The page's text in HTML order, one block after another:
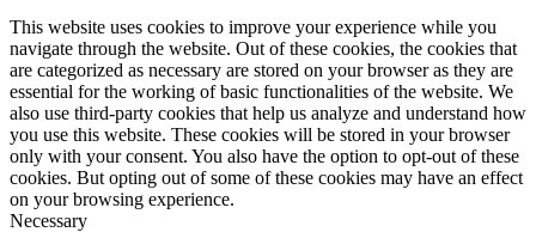
This website uses cookies to improve your experience while you
navigate through the website. Out of these cookies, the cookies that
are categorized as necessary are stored on your browser as they are
essential for the working of basic functionalities of the website. We
also use third-party cookies that help us analyze and understand how
you use this website. These cookies will be stored in your browser
only with your consent. You also have the option to opt-out of these
cookies. But opting out of some of these cookies may have an effect
on your browsing experience.
Necessary